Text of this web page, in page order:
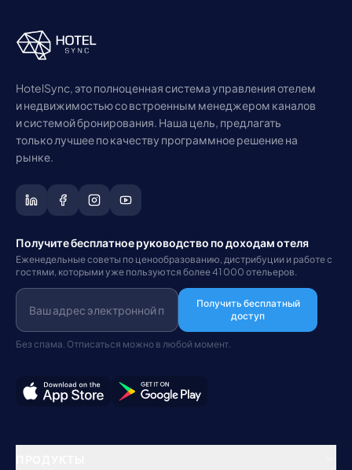
HotelSync, это полноценная система управления отелем
и недвижимостью со встроенным менеджером каналов
и системой бронирования. Наша цель, предлагать
только лучшее по качеству программное решение на
рынке.
Получите бесплатное руководство по доходам отеля
Еженедельные советы по ценообразованию, дистрибуции и работе с
гостями, которыми уже пользуются более 41 000 отельеров.
Получить бесплатный
доступ
Без спама. Отписаться можно в любой момент.